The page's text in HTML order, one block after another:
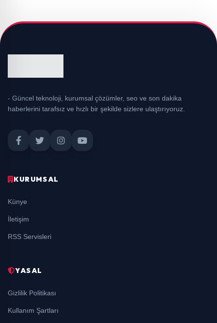
- Güncel teknoloji, kurumsal çözümler, seo ve son dakika
haberlerini tarafsız ve hızlı bir şekilde sizlere ulaştırıyoruz.
KURUMSAL
Künye
İletişim
RSS Servisleri
YASAL
Gizlilik Politikası
Kullanım Şartları